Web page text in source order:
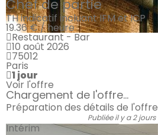
Chef de partie
TH indicatif incluant IFM et ICP
19.36 € / heure
Restaurant - Bar
10 août 2026
75012
Paris
1 jour
Voir l'offre
Chargement de l'offre...
Préparation des détails de l'offre
Publiée il y a 2 jours
Intérim